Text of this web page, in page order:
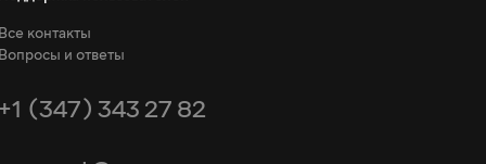
Все контакты
Вопросы и ответы
+1 (347) 343 27 82